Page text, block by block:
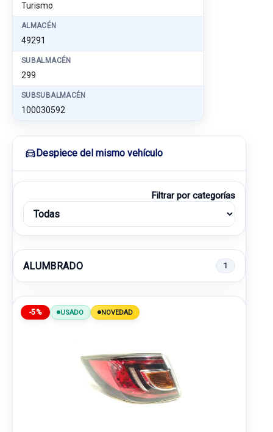
Turismo
ALMACÉN
49291
SUBALMACÉN
299
SUBSUBALMACÉN
100030592
Despiece del mismo vehículo
Filtrar por categorías
ALUMBRADO 1
-5% USADO NOVEDAD